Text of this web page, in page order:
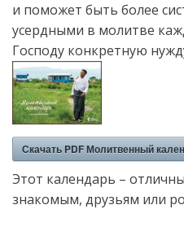
и поможет быть более
усердными в молитве
Господу конкретную
Скачать PDF Молитвенный
Этот календарь –
знакомым, друзьям или